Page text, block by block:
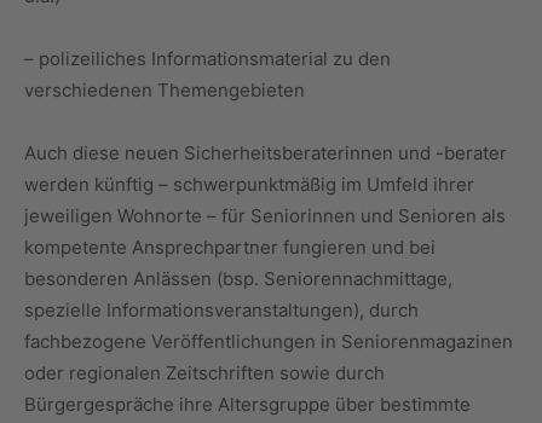
– polizeiliches Informationsmaterial zu den
verschiedenen Themengebieten
Auch diese neuen Sicherheitsberaterinnen und -berater
werden künftig – schwerpunktmäßig im Umfeld ihrer
jeweiligen Wohnorte – für Seniorinnen und Senioren als
kompetente Ansprechpartner fungieren und bei
besonderen Anlässen (bsp. Seniorennachmittage,
spezielle Informationsveranstaltungen), durch
fachbezogene Veröffentlichungen in Seniorenmagazinen
oder regionalen Zeitschriften sowie durch
Bürgergespräche ihre Altersgruppe über bestimmte